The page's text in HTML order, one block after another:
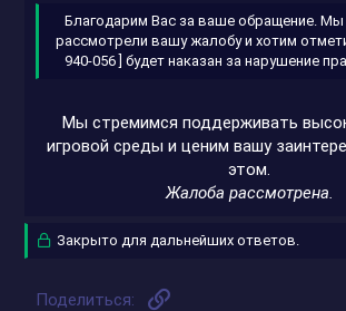
Благодарим Вас за ваше обращение. Мы
рассмотрели вашу жалобу и хотим
940-056 ] будет наказан за нарушение
Мы стремимся поддерживать
игровой среды и ценим вашу
этом.
Жалоба рассмотрена.
Закрыто для дальнейших ответов.
Поделиться: